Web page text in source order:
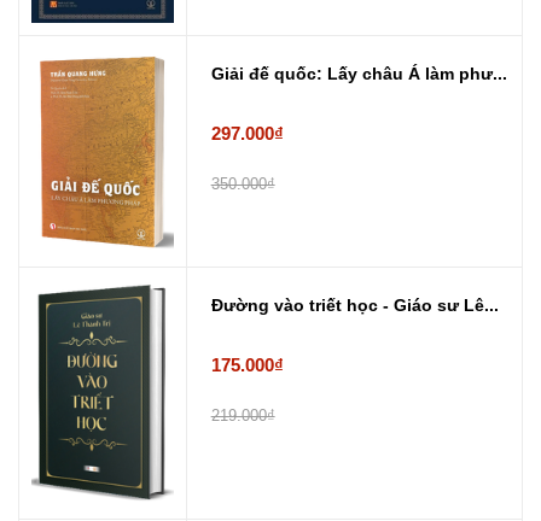
Giải đế quốc: Lấy châu Á làm phư...
297.000₫
350.000₫
Đường vào triết học - Giáo sư Lê...
175.000₫
219.000₫